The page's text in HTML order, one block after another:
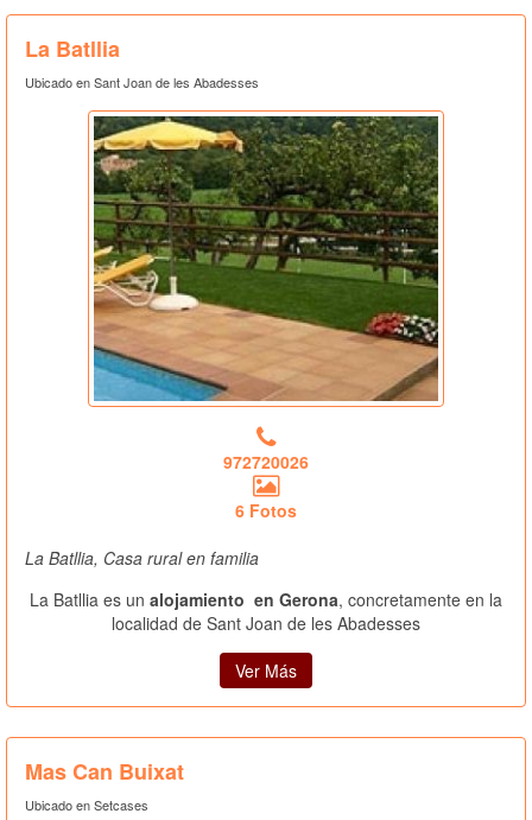
La Batllia
Ubicado en Sant Joan de les Abadesses
972720026
6 Fotos
La Batllia, Casa rural en familia
La Batllia es un alojamiento en Gerona, concretamente en la
localidad de Sant Joan de les Abadesses
Ver Más
Mas Can Buixat
Ubicado en Setcases